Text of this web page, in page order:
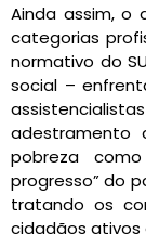
Ainda assim, o
categorias
normativo do
social –
adestramento
pobreza
progresso” do
tratando os
cidadãos ativos